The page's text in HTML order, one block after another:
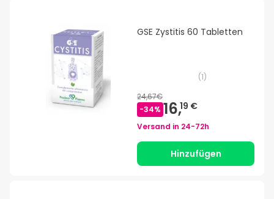
GSE Zystitis 60 Tabletten
(1)
24,67€
-34% 16,19 €
Versand in 24-72h
Hinzufügen